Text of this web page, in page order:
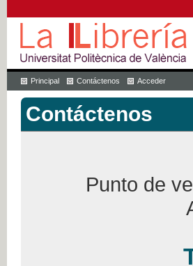
Principal Contáctenos Acceder
Contáctenos
Punto de